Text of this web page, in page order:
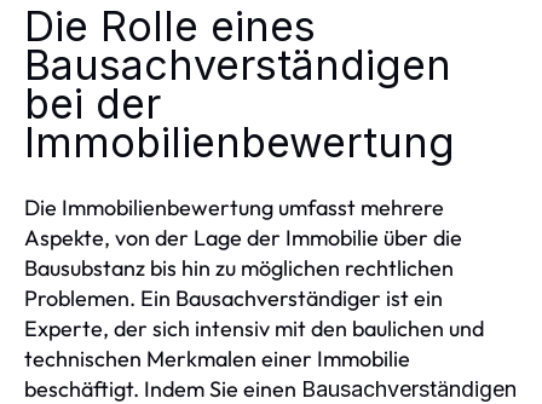
Die Rolle eines
Bausachverständigen
bei der
Immobilienbewertung
Die Immobilienbewertung umfasst mehrere
Aspekte, von der Lage der Immobilie über die
Bausubstanz bis hin zu möglichen rechtlichen
Problemen. Ein Bausachverständiger ist ein
Experte, der sich intensiv mit den baulichen und
technischen Merkmalen einer Immobilie
beschäftigt. Indem Sie einen Bausachverständigen